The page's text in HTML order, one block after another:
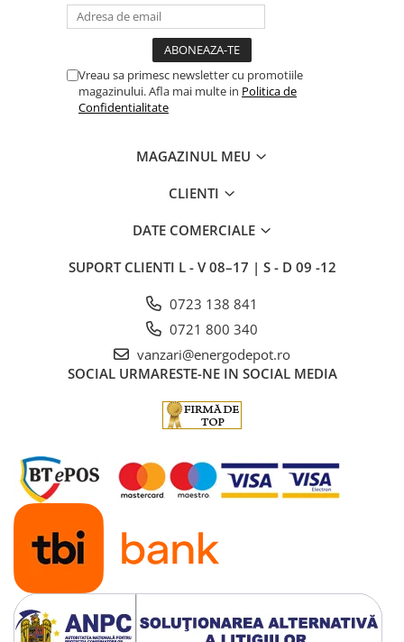
Vreau sa primesc newsletter cu promotiile
magazinului. Afla mai multe in Politica de
Confidentialitate
MAGAZINUL MEU
CLIENTI
DATE COMERCIALE
SUPORT CLIENTI L - V 08–17 | S - D 09 -12
0723 138 841
0721 800 340
vanzari@energodepot.ro
SOCIAL URMARESTE-NE IN SOCIAL MEDIA